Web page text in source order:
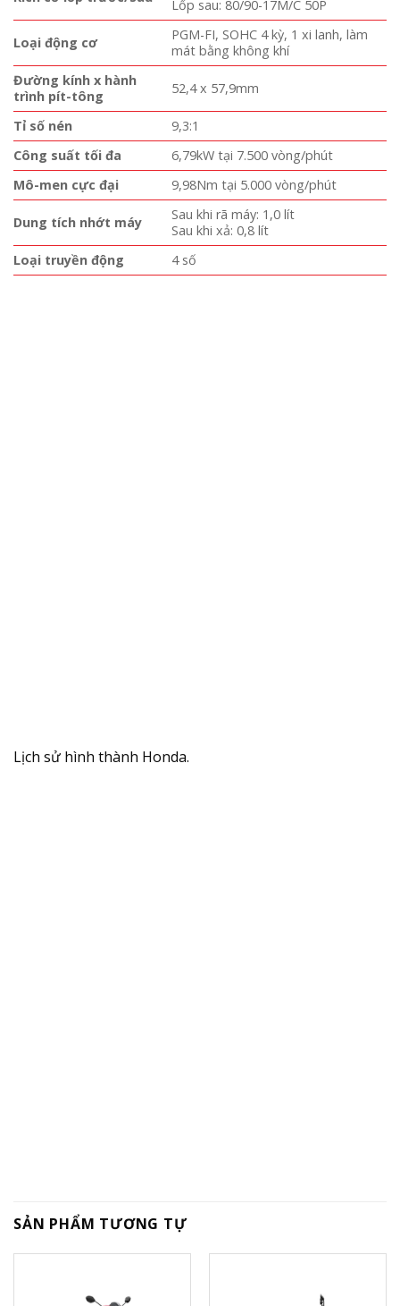
Lốp sau: 80/90-17M/C 50P
Loại động cơ
PGM-FI, SOHC 4 kỳ, 1 xi lanh, làm
mát bằng không khí
Đường kính x hành
trình pít-tông
52,4 x 57,9mm
Tỉ số nén
9,3:1
Công suất tối đa
6,79kW tại 7.500 vòng/phút
Mô-men cực đại
9,98Nm tại 5.000 vòng/phút
Dung tích nhớt máy
Sau khi rã máy: 1,0 lít
Sau khi xả: 0,8 lít
Loại truyền động
4 số
Lịch sử hình thành Honda.
SẢN PHẨM TƯƠNG TỰ